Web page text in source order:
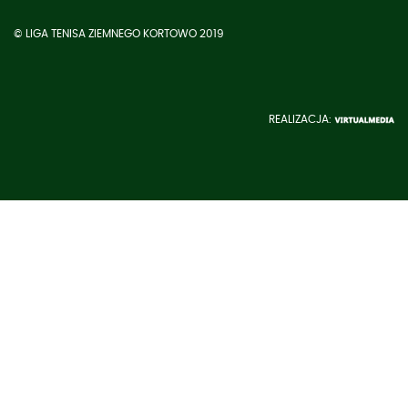
© LIGA TENISA ZIEMNEGO KORTOWO 2019
REALIZACJA: